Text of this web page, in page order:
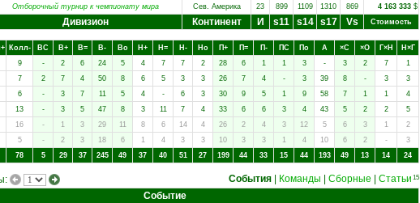
Отборочный турнир к чемпионату мира Сев. Америка 23 899 1109 1310 869 4 163 333 $
Дивизион Континент И s11 s14 s17 Vs Стоимость
Колл- ВC В+ В= В- Вo Н+ Н= Н- Нo П+ П= П- ПC Пo А ×C ×O Г×Н
Н×Г
9 - 2 6 24 5 4 7 7 2 28 6 1 1 3 - 3 2 7
1
7 2 7 4 50 8 6 5 3 3 26 7 4 - 3 39 8 - 3
3
6 - 3 7 11 5 4 - 6 3 30 9 5 1 9 58 7 1 1
4
13 - 3 5 47 8 3 11 7 4 33 6 6 3 4 43 5 2 2
5
16 - 1 3 29 11 8 6 14 4 26 2 4 3 12 5 6 3 1
2
5 - 2 3 18 6 1 4 3 3 10 3 3 1 4 10 6 2 -
3
78 5 29 37 245 49 37 40 51 27 199 44 33 15 44 193 49 13 14 24
События Команды Сборные Статьи 15
Событие